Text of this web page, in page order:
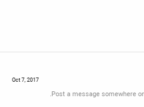
Oct 7, 2017
Post a message somewhere